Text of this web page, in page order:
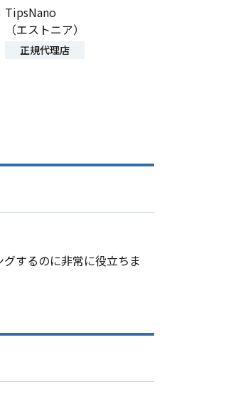
TipsNano
（エストニア）
正規代理店
するのに非常に役立ちま